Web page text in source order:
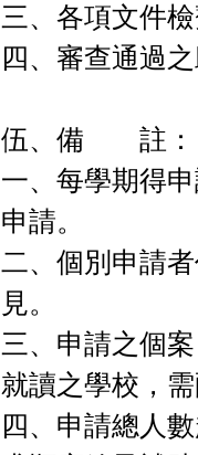
三、各項文件
四、審查通過
伍、備 註：
一、每學期得
申請。
二、個別申請
見。
三、申請之個
就讀之學校，
四、申請總人